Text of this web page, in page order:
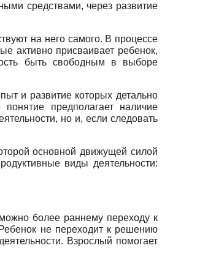
средствами, через развитие
на него самого. В процессе
активно присваивает ребенок,
быть свободным в выборе
и развитие которых детально
предполагает наличие
но и, если следовать
основной движущей силой
виды деятельности:
более раннему переходу к
не переходит к решению
Взрослый помогает